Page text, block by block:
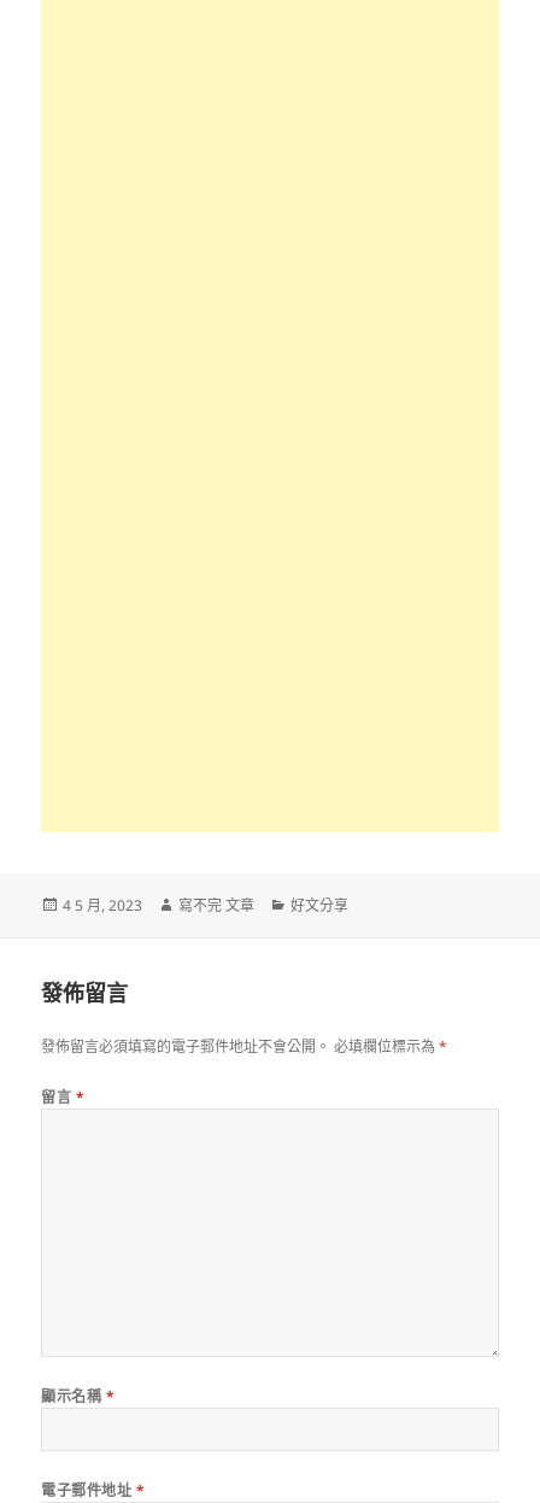
發
4 5 月, 2023
作
寫不完 文章
分
好文分享
發佈留言
發佈留言必須填寫的電子郵件地址不會公開。 必填欄位標示為*
留言 *
顯示名稱 *
電子郵件地址 *